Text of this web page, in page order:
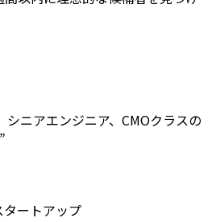
ニアエンジニア、CMOクラスの
”
タートアップ